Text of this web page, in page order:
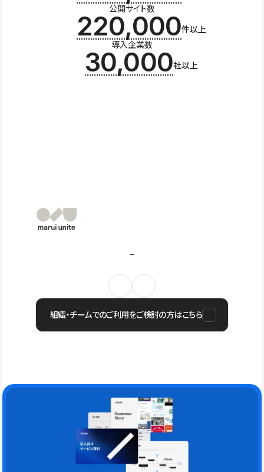
公開サイト数
220,000件以上
導入企業数
30,000社以上
組織・チームでのご利用をご検討の方はこちら